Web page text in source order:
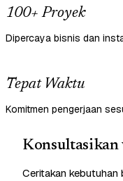
100+ Proyek
Dipercaya bisnis dan
Tepat Waktu
Komitmen pengerjaan
Konsultasikan
Ceritakan kebutuhan